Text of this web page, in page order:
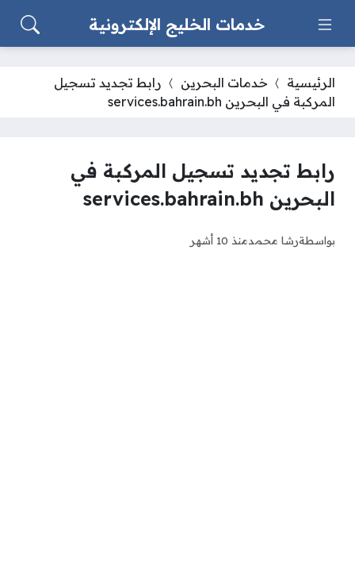
خدمات الخليج الإلكترونية
الرئيسية خدمات البحرين
رابط تجديد تسجيل
المركبة في البحرين services.bahrain.bh
رابط تجديد تسجيل المركبة في
البحرين services.bahrain.bh
بواسطةرشا محمدمنذ 10 أشهر